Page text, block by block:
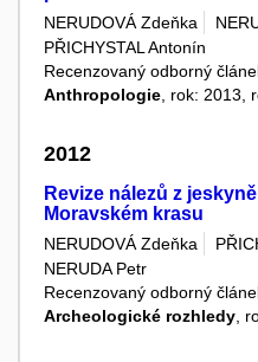
NERUDOVÁ Zdeňka
PŘICHYSTAL Antonín
Recenzovaný odborný
Anthropologie , rok: 2013,
2012
Revize nálezů z
Moravském krasu
NERUDOVÁ Zdeňka
NERUDA Petr
Recenzovaný odborný
Archeologické rozhledy ,